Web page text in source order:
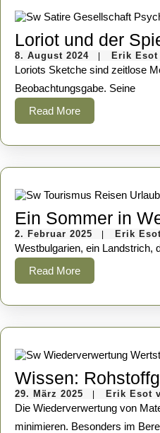
Loriot und der
8. August 20248.
August
2024
Erik Esot
Loriots Sketche sind zeitlose Meisterwerke der Satire, die auf subtile Weise die Eigenheiten und Absurditäten des bürgerlichen Lebens aufzeigen. Loriot, alias Vicco von Bülow, war ein Meister der
Beobachtungsgabe. Seine
Read MoreRead
More
Ein Sommer in
2. Februar 2025
Februar
2025
Erik
Westbulgarien, ein
Read MoreRead
More
Wissen:
29. März 2025 29.
März
2025
Erik Esot
Die Wiederverwertung von Materialien, die auf Wertstoffhöfen angeliefert werden, ist ein komplexer Prozess, der darauf abzielt, wertvolle Rohstoffe zurückzugewinnen und die Umweltbelastung zu
minimieren. Besonders im